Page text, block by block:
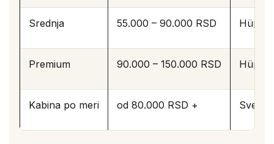
Srednja 55.000 – 90.000 RSD Hüppe
Premium 90.000 – 150.000 RSD Hüppe
Kabina po meri od 80.000 RSD + Sve